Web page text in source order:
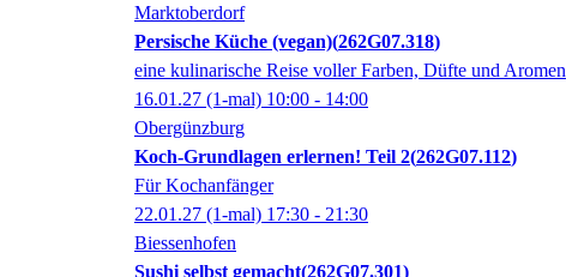
Marktoberdorf
Persische Küche (vegan) 262G07.318
eine kulinarische Reise voller Farben, Düfte und Aromen
16.01.27 (1-mal) 10:00 - 14:00
Obergünzburg
Koch-Grundlagen erlernen! Teil 2 262G07.112
Für Kochanfänger
22.01.27 (1-mal) 17:30 - 21:30
Biessenhofen
Sushi selbst gemacht 262G07.301